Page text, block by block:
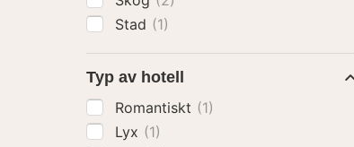
Stad (1)
Typ av hotell
Romantiskt (1)
Lyx (1)